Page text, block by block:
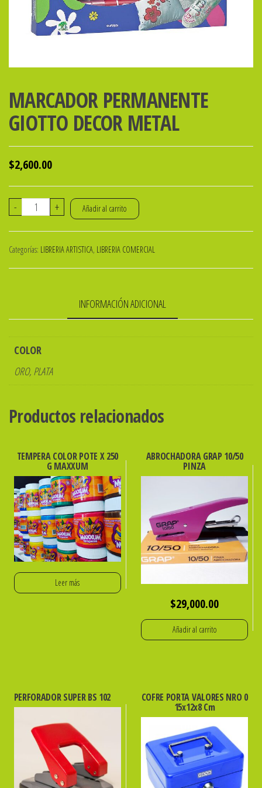
MARCADOR PERMANENTE
GIOTTO DECOR METAL
$2,600.00
-
MARCADOR
PERMANENTE
DECOR
METAL
+ Añadir al carrito
Categorías: LIBRERIA ARTISTICA, LIBRERIA COMERCIAL
INFORMACIÓN ADICIONAL
COLOR
ORO, PLATA
Productos relacionados
TEMPERA COLOR POTE X 250
G MAXXUM
Leer más
ABROCHADORA GRAP 10/50
PINZA
$29,000.00
Añadir al carrito
PERFORADOR SUPER BS 102 COFRE PORTA VALORES NRO 0
15x12x8 Cm